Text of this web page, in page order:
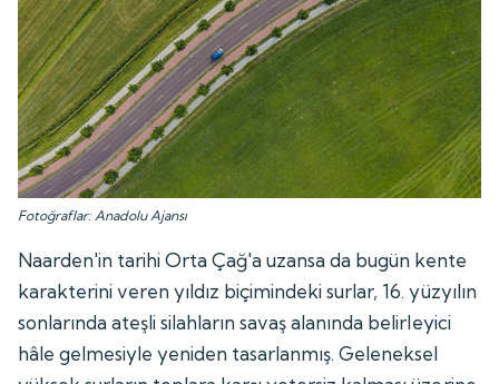
Fotoğraflar: Anadolu Ajansı
Naarden'in tarihi Orta Çağ'a uzansa da bugün kente
karakterini veren yıldız biçimindeki surlar, 16. yüzyılın
sonlarında ateşli silahların savaş alanında belirleyici
hâle gelmesiyle yeniden tasarlanmış. Geleneksel